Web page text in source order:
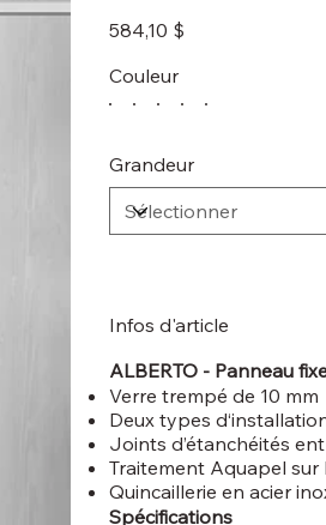
Prix
584,10 $
Couleur
Grandeur
Infos d'article
ALBERTO - Panneau
Verre trempé de 10 mm
Deux types
Joints d’étanchéités
Traitement Aquapel sur
Quincaillerie en acier
Spécifications